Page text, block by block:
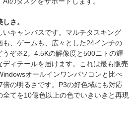
さ。
いキャンバスです。マルチタスキング
も、ゲームも、広々とした24インチの
うぞ※2。4.5Kの解像度と500ニトの輝
ディテールを届けます。これは最も販売
オールインワンパソコンと比べ
倍の明るさです。P3の好色域にも対応
全てを10億色以上の色でいきいきと再現